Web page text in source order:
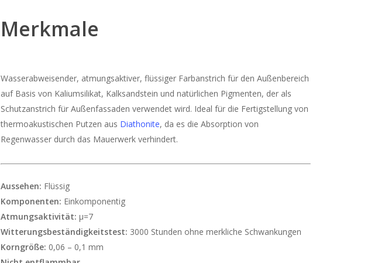
Merkmale
Wasserabweisender, atmungsaktiver, flüssiger Farbanstrich für den Außenbereich
auf Basis von Kaliumsilikat, Kalksandstein und natürlichen Pigmenten, der als
Schutzanstrich für Außenfassaden verwendet wird. Ideal für die Fertigstellung von
thermoakustischen Putzen aus Diathonite, da es die Absorption von
Regenwasser durch das Mauerwerk verhindert.
Aussehen: Flüssig
Komponenten: Einkomponentig
Atmungsaktivität: μ=7
Witterungsbeständigkeitstest: 3000 Stunden ohne merkliche Schwankungen
Korngröße: 0,06 – 0,1 mm